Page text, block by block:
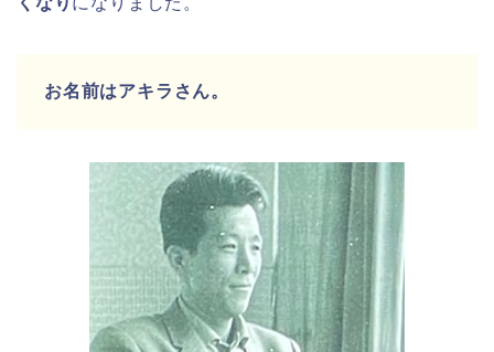
お名前はアキラさん。